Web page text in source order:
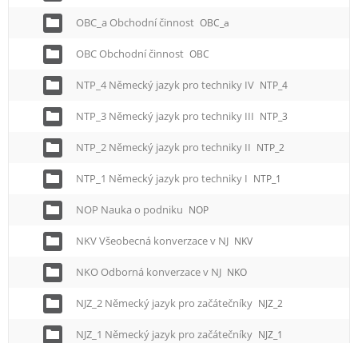
OBC_a Obchodní činnost OBC_a
OBC Obchodní činnost OBC
NTP_4 Německý jazyk pro techniky IV NTP_4
NTP_3 Německý jazyk pro techniky III NTP_3
NTP_2 Německý jazyk pro techniky II NTP_2
NTP_1 Německý jazyk pro techniky I NTP_1
NOP Nauka o podniku NOP
NKV Všeobecná konverzace v NJ NKV
NKO Odborná konverzace v NJ NKO
NJZ_2 Německý jazyk pro začátečníky NJZ_2
NJZ_1 Německý jazyk pro začátečníky NJZ_1